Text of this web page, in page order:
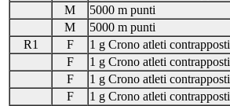
M
5000 m punti
M
5000 m punti
R1
F 1 g Crono atleti contrapposti
F
1 g Crono atleti contrapposti
F
1 g Crono atleti contrapposti
F
1 g Crono atleti contrapposti